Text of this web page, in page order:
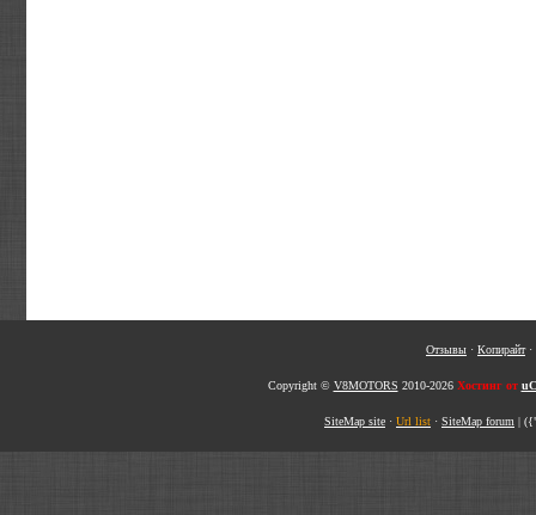
Отзывы · Копирайт·
Copyright © V8MOTORS 2010-2026 Хостинг от
SiteMap site · Url list · SiteMap forum |